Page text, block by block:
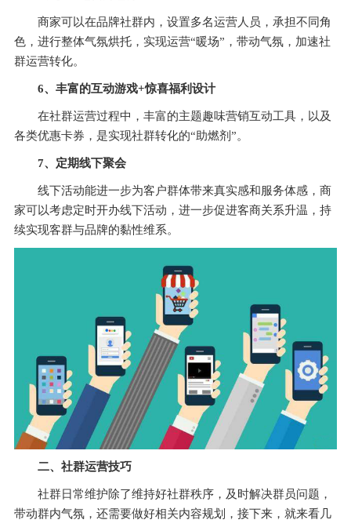
商家可以在品牌社群内，设置多名运营人员，承担不同角
色，进行整体气氛烘托，实现运营“暖场”，带动气氛，加速社
群运营转化。
6、 丰富的互动游戏+惊喜福利设计
在社群运营过程中，丰富的主题趣味营销互动工具，以及
各类优惠卡券，是实现社群转化的“助燃剂”。
7、 定期线下聚会
线下活动能进一步为客户群体带来真实感和服务体感，商
家可以考虑定时开办线下活动，进一步促进客商关系升温，持
续实现客群与品牌的黏性维系。
二、社群运营技巧
社群日常维护除了维持好社群秩序，及时解决群员问题，
带动群内气氛，还需要做好相关内容规划，接下来，就来看几